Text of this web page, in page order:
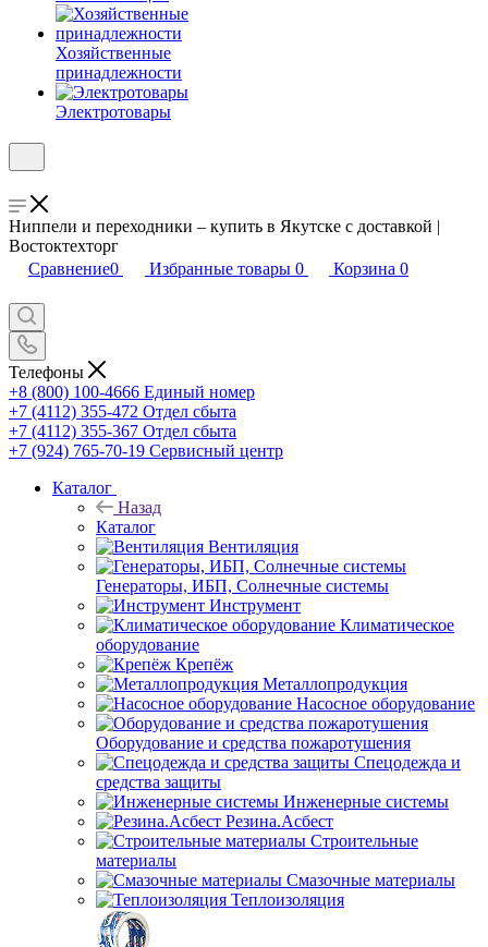
Хозяйственные
принадлежности
Электротовары
Ниппели и переходники – купить в Якутске с доставкой |
Востоктехторг
Сравнение0 Избранные товары 0 Корзина 0
Телефоны
+8 (800) 100-4666 Единый номер
+7 (4112) 355-472 Отдел сбыта
+7 (4112) 355-367 Отдел сбыта
+7 (924) 765-70-19 Сервисный центр
Каталог
Назад
Каталог
Вентиляция
Генераторы, ИБП, Солнечные системы
Инструмент
Климатическое
оборудование
Крепёж
Металлопродукция
Насосное оборудование
Оборудование и средства пожаротушения
Спецодежда и
средства защиты
Инженерные системы
Резина.Асбест
Строительные
материалы
Смазочные материалы
Теплоизоляция